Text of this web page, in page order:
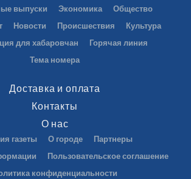
выпуски Экономика
Общество
Новости Происшествия
Культура
для хабаровчан
Горячая линия
Тема номера
Доставка и оплата
Контакты
О нас
газеты О городе
Партнеры
Пользовательское соглашение
конфиденциальности